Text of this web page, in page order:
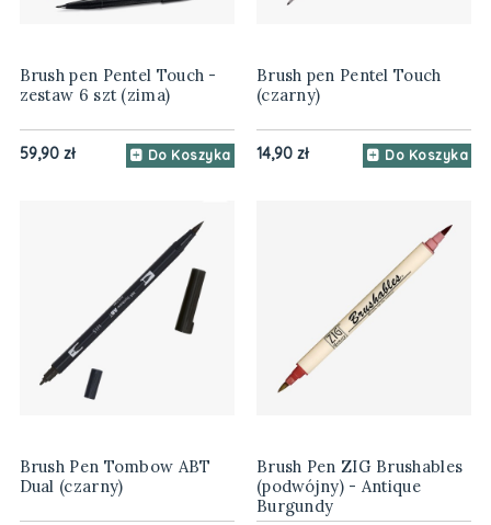
Brush pen Pentel Touch -
zestaw 6 szt (zima)
59,90 zł Do Koszyka
Brush pen Pentel Touch
(czarny)
14,90 zł Do Koszyka
Brush Pen Tombow ABT
Dual (czarny)
Brush Pen ZIG Brushables
(podwójny) - Antique
Burgundy